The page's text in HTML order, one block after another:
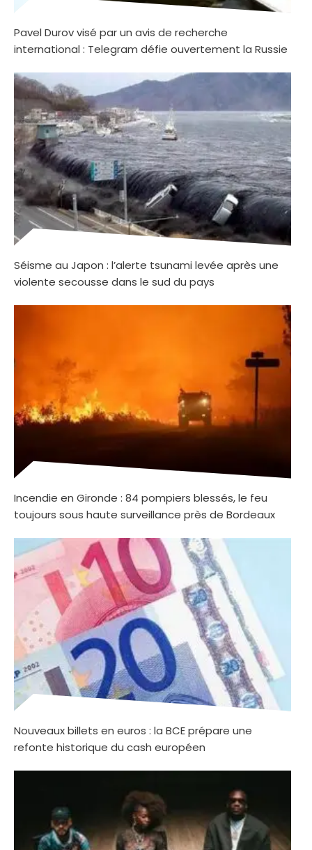
Pavel Durov visé par un avis de recherche
international : Telegram défie ouvertement la Russie
Séisme au Japon : l’alerte tsunami levée après une
violente secousse dans le sud du pays
Incendie en Gironde : 84 pompiers blessés, le feu
toujours sous haute surveillance près de Bordeaux
Nouveaux billets en euros : la BCE prépare une
refonte historique du cash européen